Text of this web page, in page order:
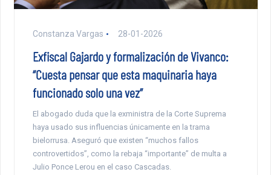
Constanza Vargas 28-01-2026
Exfiscal Gajardo y formalización de Vivanco:
“Cuesta pensar que esta maquinaria haya
funcionado solo una vez”
El abogado duda que la exministra de la Corte Suprema
haya usado sus influencias únicamente en la trama
bielorrusa. Aseguró que existen “muchos fallos
controvertidos”, como la rebaja “importante” de multa a
Julio Ponce Lerou en el caso Cascadas.